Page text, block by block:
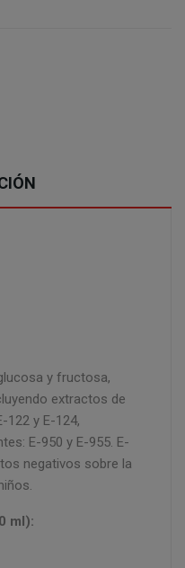
y fructosa,
extractos de
122 y E-124,
E-950 y E-955. E-
negativos sobre la
ml):